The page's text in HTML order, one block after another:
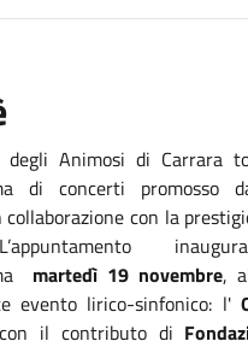
degli Animosi di Carrara
di concerti promosso
collaborazione con la
martedì 19 novembre,
evento lirico-sinfonico: l'
con il contributo di